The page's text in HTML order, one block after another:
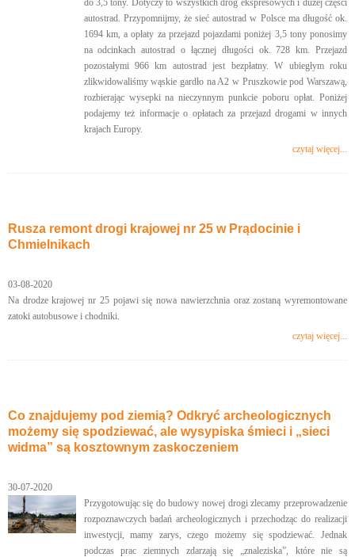
do 3,5 tony. Dotyczy to wszystkich dróg ekspresowych i dużej części
autostrad. Przypomnijmy, że sieć autostrad w Polsce ma długość ok.
1694 km, a opłaty za przejazd pojazdami poniżej 3,5 tony ponosimy
na odcinkach autostrad o łącznej długości ok. 728 km. Przejazd
pozostałymi 966 km autostrad jest bezpłatny. W ubiegłym roku
zlikwidowaliśmy wąskie gardło na A2 w Pruszkowie pod Warszawą,
rozbierając wysepki na nieczynnym punkcie poboru opłat. Poniżej
podajemy też informacje o opłatach za przejazd drogami w innych
krajach Europy.
czytaj więcej...
Rusza remont drogi krajowej nr 25 w Prądocinie i
Chmielnikach
03-08-2020
Na drodze krajowej nr 25 pojawi się nowa nawierzchnia oraz zostaną wyremontowane
zatoki autobusowe i chodniki.
czytaj więcej...
Co znajdujemy pod ziemią? Odkryć archeologicznych
możemy się spodziewać, ale wysypiska śmieci i „sieci
widma” są kosztownym zaskoczeniem
30-07-2020
Przygotowując się do budowy nowej drogi zlecamy przeprowadzenie
rozpoznawczych badań archeologicznych i przechodząc do realizacji
inwestycji, mamy zarys, czego możemy się spodziewać. Jednak
podczas prac ziemnych zdarzają się „znaleziska”, które nie są